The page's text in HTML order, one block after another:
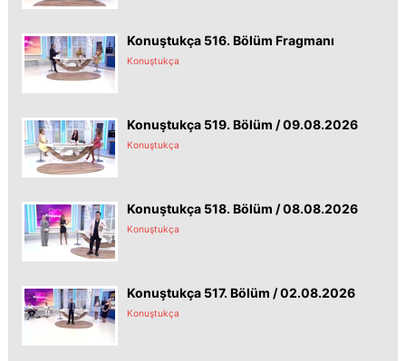
Konuştukça 516. Bölüm Fragmanı
Konuştukça
Konuştukça 519. Bölüm / 09.08.2026
Konuştukça
Konuştukça 518. Bölüm / 08.08.2026
Konuştukça
Konuştukça 517. Bölüm / 02.08.2026
Konuştukça